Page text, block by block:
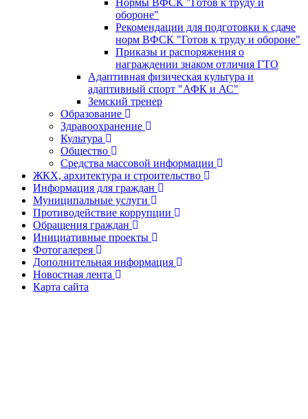
обороне"
Рекомендации для подготовки к сдаче
норм ВФСК "Готов к труду и обороне"
Приказы и распоряжения о
награждении знаком отличия ГТО
Адаптивная физическая культура и
адаптивный спорт "АФК и АС"
Земский тренер
Образование
Здравоохранение
Культура
Общество
Средства массовой информации
ЖКХ, архитектура и строительство
Информация для граждан
Муниципальные услуги
Противодействие коррупции
Обращения граждан
Инициативные проекты
Фотогалерея
Дополнительная информация
Новостная лента
Карта сайта